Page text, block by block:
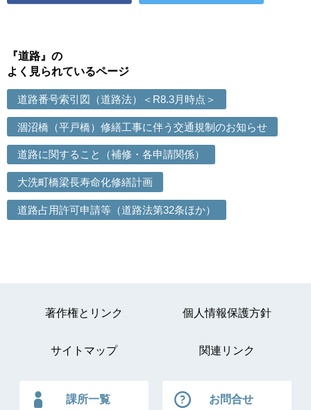
『道路』の
よく見られているページ
道路番号索引図（道路法）＜R8.3月時点＞
涸沼橋（平戸橋）修繕工事に伴う交通規制のお知らせ
道路に関すること（補修・各申請関係）
大洗町橋梁長寿命化修繕計画
道路占用許可申請等（道路法第32条ほか）
著作権とリンク 個人情報保護方針
サイトマップ 関連リンク
課所一覧 お問合せ